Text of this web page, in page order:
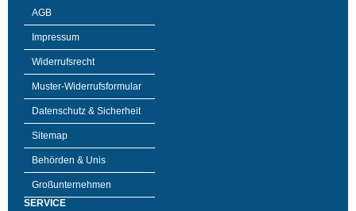
AGB
Impressum
Widerrufsrecht
Muster-Widerrufsformular
Datenschutz & Sicherheit
Sitemap
Behörden & Unis
Großunternehmen
SERVICE